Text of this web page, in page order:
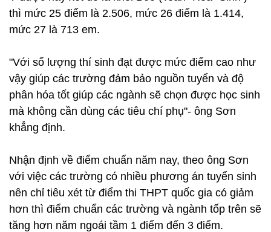
thì mức 25 điểm là 2.506, mức 26 điểm là 1.414,
mức 27 là 713 em.
"Với số lượng thí sinh đạt được mức điểm cao như
vậy giúp các trường đảm bảo nguồn tuyển và độ
phân hóa tốt giúp các ngành sẽ chọn được học sinh
mà không cần dùng các tiêu chí phụ"- ông Sơn
khẳng định.
Nhận định về điểm chuẩn năm nay, theo ông Sơn
với việc các trường có nhiều phương án tuyển sinh
nên chỉ tiêu xét từ điểm thi THPT quốc gia có giảm
hơn thì điểm chuẩn các trường và ngành tốp trên sẽ
tăng hơn năm ngoái tầm 1 điểm đến 3 điểm.